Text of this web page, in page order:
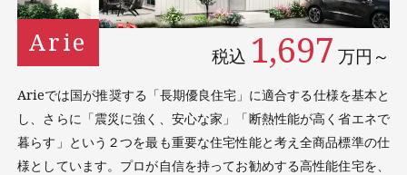
Arie 税込 1,697 万円～
Arieでは国が推奨する「⻑期優良住宅」に適合する仕様を基本と
し、さらに「震災に強く、安⼼な家」「断熱性能が⾼く省エネで
暮らす」という２つを最も重要な住宅性能と考え全商品標準の仕
様としています。プロが⾃信を持ってお勧めする⾼性能住宅を、